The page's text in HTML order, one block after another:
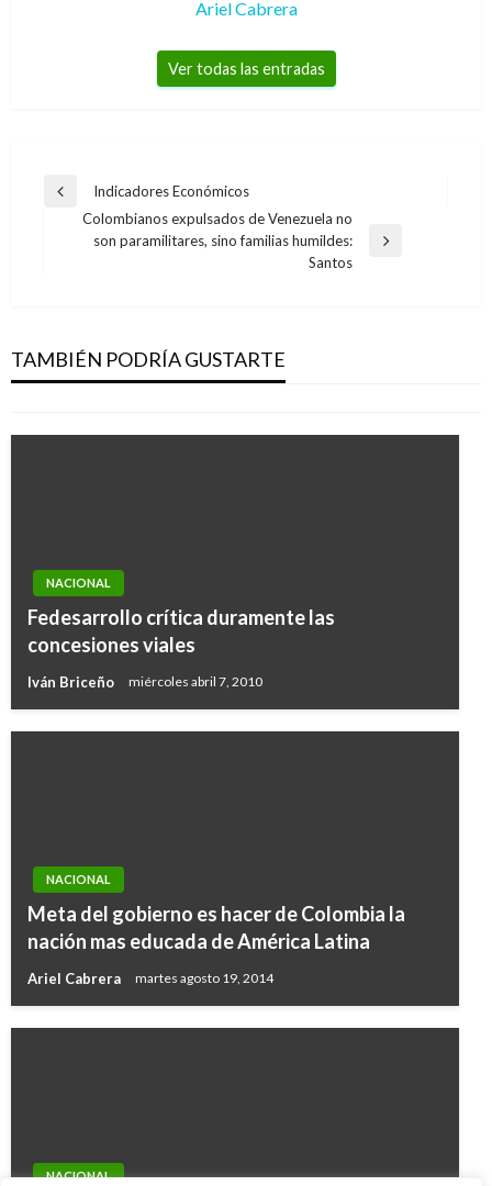
Ariel Cabrera
Ver todas las entradas
Navegación
entradas
Entrada
anterior
Indicadores Económicos
Entrada
Colombianos expulsados de Venezuela no
son paramilitares, sino familias humildes:
Santos
TAMBIÉN PODRÍA GUSTARTE
concejales de Garagoa, Boyacá
Iván Briceño martes junio 18, 2013
NACIONAL
Fedesarrollo crítica duramente las
concesiones viales
Iván Briceño miércoles abril 7, 2010
NACIONAL
Meta del gobierno es hacer de Colombia la
nación mas educada de América Latina
Ariel Cabrera martes agosto 19, 2014
NACIONAL